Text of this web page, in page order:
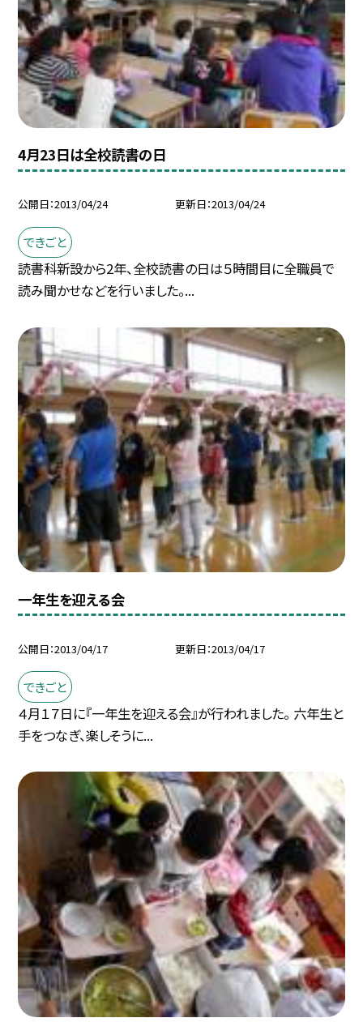
4月23日は全校読書の日
公開日 2013/04/24 更新日 2013/04/24
できごと
読書科新設から2年、全校読書の日は５時間目に全職員で
読み聞かせなどを行いました。...
一年生を迎える会
公開日 2013/04/17 更新日 2013/04/17
できごと
４月１７日に『一年生を迎える会』が行われました。 六年生と
手をつなぎ、楽しそうに...